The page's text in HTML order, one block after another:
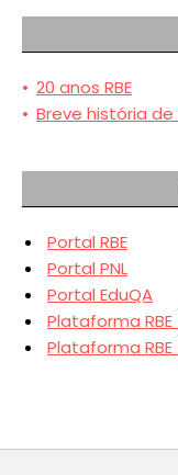
• 20 anos RBE
• Breve história
Portal RBE
Portal PNL
Portal EduQA
Plataforma
Plataforma